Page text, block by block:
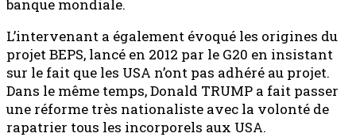
banque mondiale.
L’intervenant a également évoqué les origines du
projet BEPS, lancé en 2012 par le G20 en insistant
sur le fait que les USA n’ont pas adhéré au projet.
Dans le même temps, Donald TRUMP a fait passer
une réforme très nationaliste avec la volonté de
rapatrier tous les incorporels aux USA.